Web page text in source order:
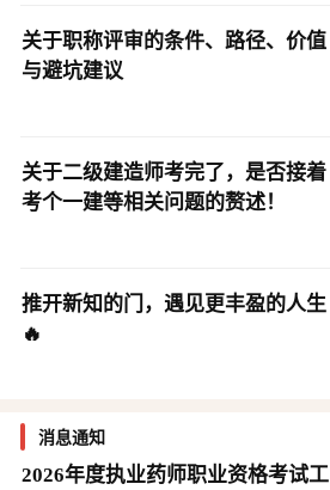
关于职称评审的条件、路径、价值
与避坑建议
关于二级建造师考完了，是否接着
考个一建等相关问题的赘述！
推开新知的门，遇见更丰盈的人生
🔥
消息通知
2026年度执业药师职业资格考试工